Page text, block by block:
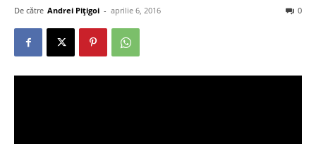
De către Andrei Pițigoi - aprilie 6, 2016 0